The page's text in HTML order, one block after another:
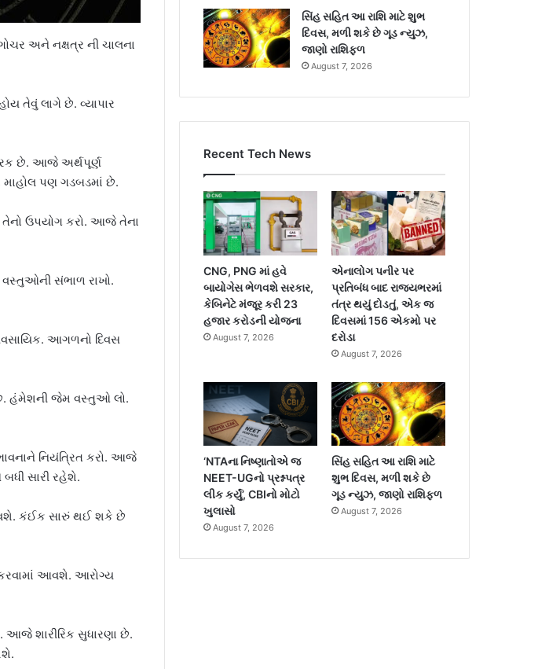
અને નક્ષત્ર ની ચાલના
તેવું લાગે છે. વ્યાપાર
છે. આજે અર્થપૂર્ણ
પણ ગડબડમાં છે.
તેનો ઉપયોગ કરો. આજે તેના
સંભાળ રાખો.
આગળનો દિવસ
હંમેશની જેમ વસ્તુઓ લો.
નિયંત્રિત કરો. આજે
સારી રહેશે.
કંઈક સારું થઈ શકે છે
આવશે. આરોગ્ય
શારીરિક સુધારણા છે.
સિંહ સહિત આ રાશિ માટે શુભ
દિવસ, મળી શકે છે ગૂડ ન્યુઝ,
જાણો રાશિફળ
August 7, 2026
Recent Tech News
CNG, PNG માં હવે
બાયોગેસ ભેળવશે સરકાર,
કેબિનેટે મંજૂર કરી 23
હજાર કરોડની યોજના
August 7, 2026
એનાલોગ પનીર પર
પ્રતિબંધ બાદ રાજ્યભરમાં
તંત્ર થયું દોડતું, એક જ
દિવસમાં 156 એકમો પર
દરોડા
August 7, 2026
‘NTAના નિષ્ણાતોએ જ
NEET-UGનો પ્રશ્નપત્ર
લીક કર્યું’, CBIનો મોટો
ખુલાસો
August 7, 2026
સિંહ સહિત આ રાશિ માટે
શુભ દિવસ, મળી શકે છે
ગૂડ ન્યુઝ, જાણો રાશિફળ
August 7, 2026